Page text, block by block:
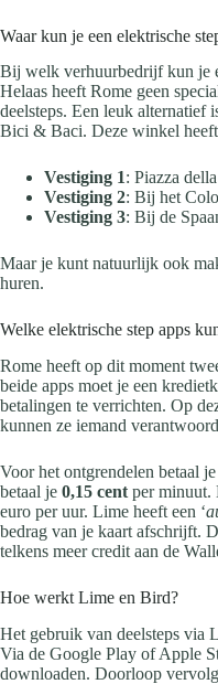
Waar kun je een elektrische
Bij welk verhuurbedrijf kun je
Helaas heeft Rome geen
deelsteps. Een leuk alternatief
Bici & Baci. Deze winkel
Vestiging 1: Piazza
Vestiging 2: Bij het
Vestiging 3: Bij de
Maar je kunt natuurlijk ook
huren.
Welke elektrische step apps
Rome heeft op dit moment
beide apps moet je een
betalingen te verrichten. Op
kunnen ze iemand
Voor het ontgrendelen betaal
betaal je 0,15 cent per minuut.
euro per uur. Lime heeft een ‘
bedrag van je kaart afschrijft.
telkens meer credit aan de
Hoe werkt Lime en Bird?
Het gebruik van deelsteps via
Via de Google Play of Apple
downloaden. Doorloop